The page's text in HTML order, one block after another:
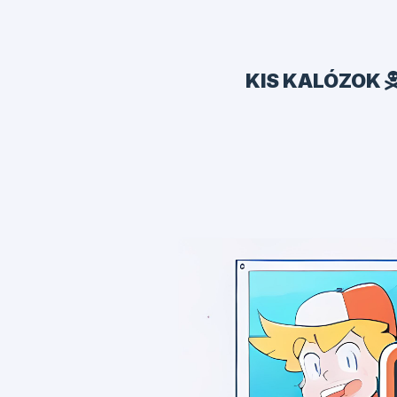
KIS KALÓZOK